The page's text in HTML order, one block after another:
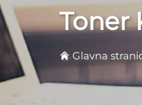
Toner
Glavna